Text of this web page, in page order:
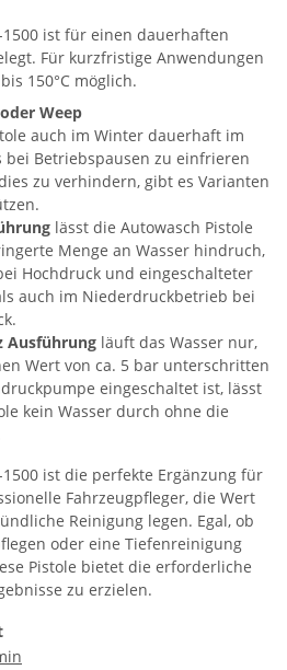
1500 ist für einen dauerhaften
Für kurzfristige Anwendungen
150°C möglich.
Weep
auch im Winter dauerhaft im
bei Betriebspausen zu einfrieren
zu verhindern, gibt es Varianten
lässt die Autowasch Pistole
Menge an Wasser hindruch,
Hochdruck und eingeschalteter
auch im Niederdruckbetrieb bei
Ausführung läuft das Wasser nur,
Wert von ca. 5 bar unterschritten
eingeschaltet ist, lässt
kein Wasser durch ohne die
1500 ist die perfekte Ergänzung für
Fahrzeugpfleger, die Wert
Reinigung legen. Egal, ob
oder eine Tiefenreinigung
Pistole bietet die erforderliche
zu erzielen.